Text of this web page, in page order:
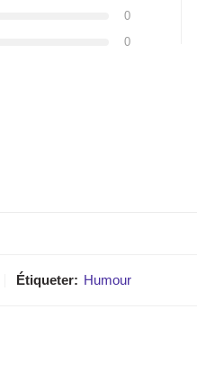
0
0
Étiqueter: Humour